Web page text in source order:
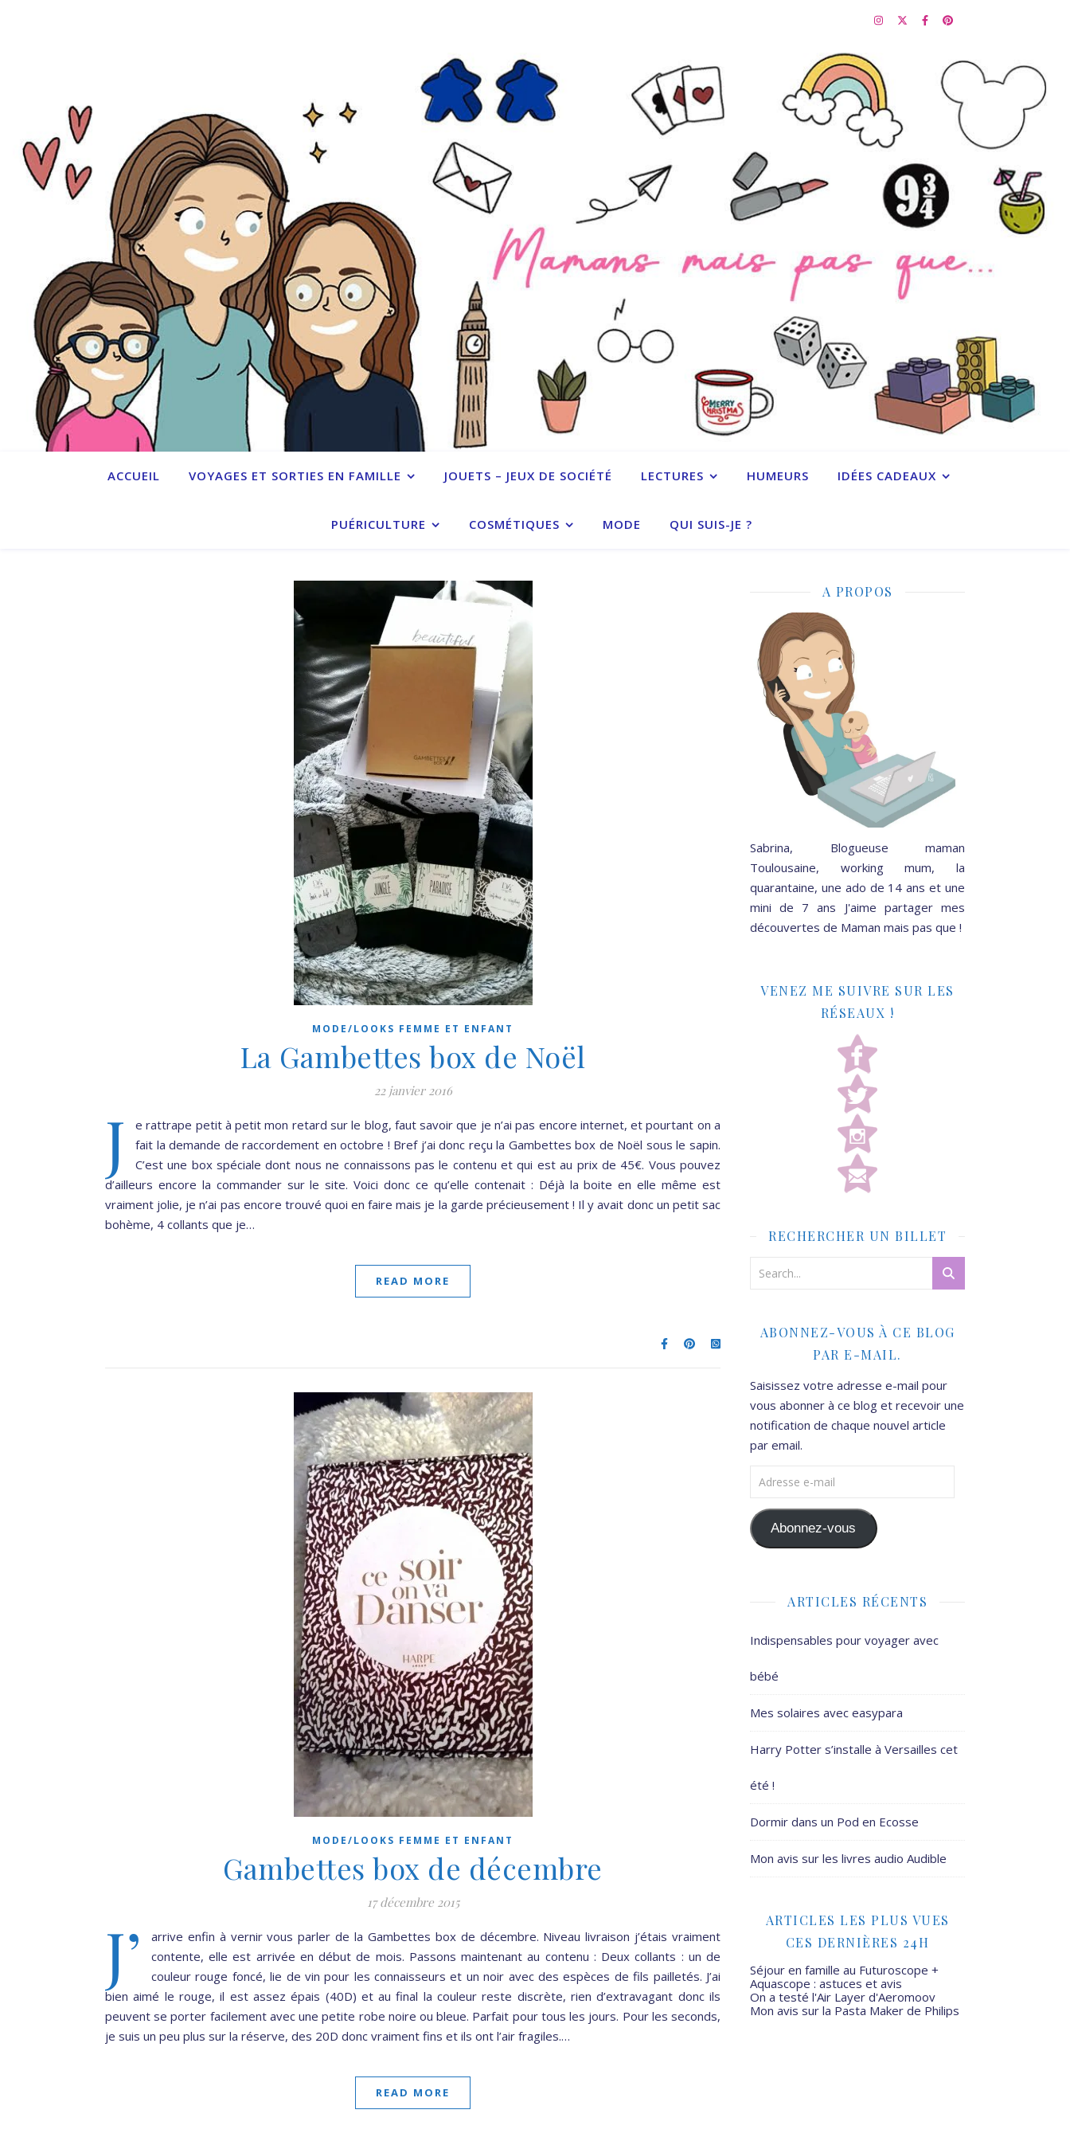
ACCUEIL VOYAGES ET SORTIES EN FAMILLE JOUETS – JEUX DE SOCIÉTÉ LECTURES HUMEURS IDÉES CADEAUX
PUÉRICULTURE COSMÉTIQUES MODE QUI SUIS-JE ?
MODE/LOOKS FEMME ET ENFANT
La Gambettes box de Noël
22 janvier 2016
J
e rattrape petit à petit mon retard sur le blog, faut savoir que je n’ai pas encore internet, et pourtant on a
fait la demande de raccordement en octobre ! Bref j’ai donc reçu la Gambettes box de Noël sous le sapin.
C’est une box spéciale dont nous ne connaissons pas le contenu et qui est au prix de 45€. Vous pouvez
d’ailleurs encore la commander sur le site. Voici donc ce qu’elle contenait : Déjà la boite en elle même est
vraiment jolie, je n’ai pas encore trouvé quoi en faire mais je la garde précieusement ! Il y avait donc un petit sac
bohème, 4 collants que je…
READ MORE
MODE/LOOKS FEMME ET ENFANT
Gambettes box de décembre
17 décembre 2015
J’
arrive enfin à vernir vous parler de la Gambettes box de décembre. Niveau livraison j’étais vraiment
contente, elle est arrivée en début de mois. Passons maintenant au contenu : Deux collants : un de
couleur rouge foncé, lie de vin pour les connaisseurs et un noir avec des espèces de fils pailletés. J’ai
bien aimé le rouge, il est assez épais (40D) et au final la couleur reste discrète, rien d’extravagant donc ils
peuvent se porter facilement avec une petite robe noire ou bleue. Parfait pour tous les jours. Pour les seconds,
je suis un peu plus sur la réserve, des 20D donc vraiment fins et ils ont l’air fragiles.…
READ MORE
A PROPOS
Sabrina, Blogueuse maman
Toulousaine, working mum, la
quarantaine, une ado de 14 ans et une
mini de 7 ans J'aime partager mes
découvertes de Maman mais pas que !
VENEZ ME SUIVRE SUR LES
RÉSEAUX !
RECHERCHER UN BILLET
ABONNEZ-VOUS À CE BLOG
PAR E-MAIL.
Saisissez votre adresse e-mail pour
vous abonner à ce blog et recevoir une
notification de chaque nouvel article
par email.
Adresse e-mail
Abonnez-vous
ARTICLES RÉCENTS
Indispensables pour voyager avec
bébé
Mes solaires avec easypara
Harry Potter s’installe à Versailles cet
été !
Dormir dans un Pod en Ecosse
Mon avis sur les livres audio Audible
ARTICLES LES PLUS VUES
CES DERNIÈRES 24H
Séjour en famille au Futuroscope +
Aquascope : astuces et avis
On a testé l'Air Layer d'Aeromoov
Mon avis sur la Pasta Maker de Philips